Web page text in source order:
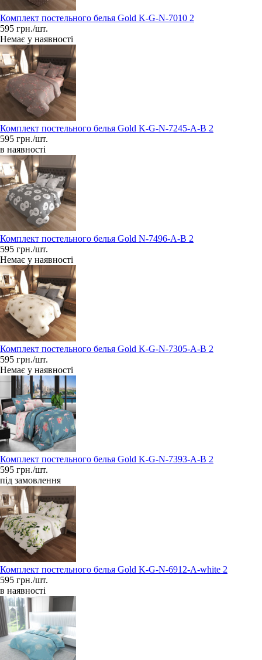
Комплект постельного белья Gold K-G-N-7010 2
595 грн./шт.
Немає у наявності
Комплект постельного белья Gold K-G-N-7245-A-B 2
595 грн./шт.
в наявності
Комплект постельного белья Gold N-7496-A-B 2
595 грн./шт.
Немає у наявності
Комплект постельного белья Gold K-G-N-7305-A-B 2
595 грн./шт.
Немає у наявності
Комплект постельного белья Gold K-G-N-7393-A-B 2
595 грн./шт.
під замовлення
Комплект постельного белья Gold K-G-N-6912-A-white 2
595 грн./шт.
в наявності